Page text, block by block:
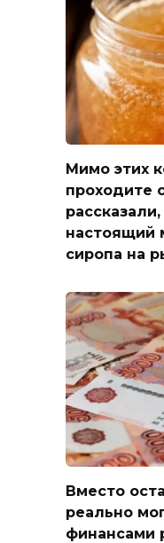
Мимо этих
проходите
настоящий
сиропа на
Вместо
реально
финансами